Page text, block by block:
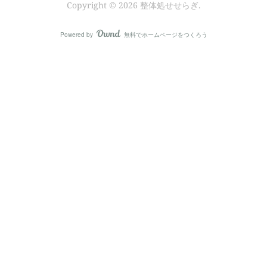
Copyright © 2026 整体処せせらぎ.
Powered by AmebaOwnd
無料でホームページをつくろう